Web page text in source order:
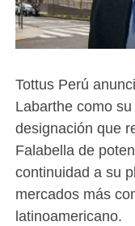
Tottus Perú
Labarthe como
designación que
Falabella de
continuidad a su
mercados más
latinoamericano.